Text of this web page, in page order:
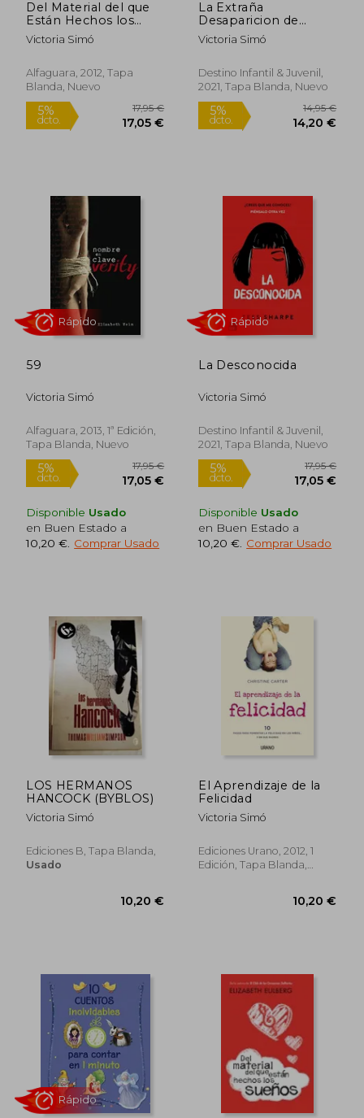
Del Material del que
Están Hechos los
Sueños
Victoria Simó
Alfaguara, 2012, Tapa
Blanda, Nuevo
5%
dcto. 17,05 €
Rápido
La Extraña
Desaparicion de
Maxwell Beckett
Victoria Simó
Destino Infantil & Juvenil,
2021, Tapa Blanda, Nuevo
5%
dcto.
Rápido
59
Victoria Simó
Alfaguara, 2013, 1ª Edición,
Tapa Blanda, Nuevo
5%
dcto. 17,05 €
Rápido
Disponible Usado
en Buen Estado a
10,20 € Comprar Usado
La Desconocida
Victoria Simó
Destino Infantil & Juvenil,
2021, Tapa Blanda, Nuevo
5%
dcto.
Rápido
Disponible Usado
en Buen Estado a
10,20 € Comprar Usado
LOS HERMANOS
HANCOCK (BYBLOS)
Victoria Simó
Ediciones B, Tapa Blanda,
Usado
El Aprendizaje de la
Felicidad
Victoria Simó
Ediciones Urano, 2012, 1
Edición, Tapa Blanda,